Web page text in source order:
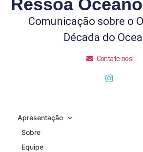
Comunicação sobre o
Década do
Contate-nos!
Apresentação
Sobre
Equipe